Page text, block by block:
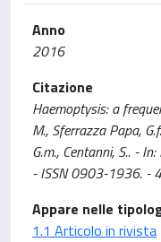
Anno
2016
Citazione
Haemoptysis: a
M., Sferrazza Papa,
G.m., Centanni, S.. - In:
- ISSN 0903-1936. -
Appare nelle
1.1 Articolo in rivista